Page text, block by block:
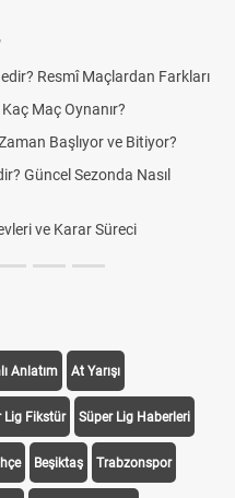
Resmî Maçlardan Farkları
Maç Oynanır?
Başlıyor ve Bitiyor?
Güncel Sezonda Nasıl
ve Karar Süreci
Anlatım At Yarışı
Lig Fikstür Süper Lig Haberleri
Beşiktaş Trabzonspor